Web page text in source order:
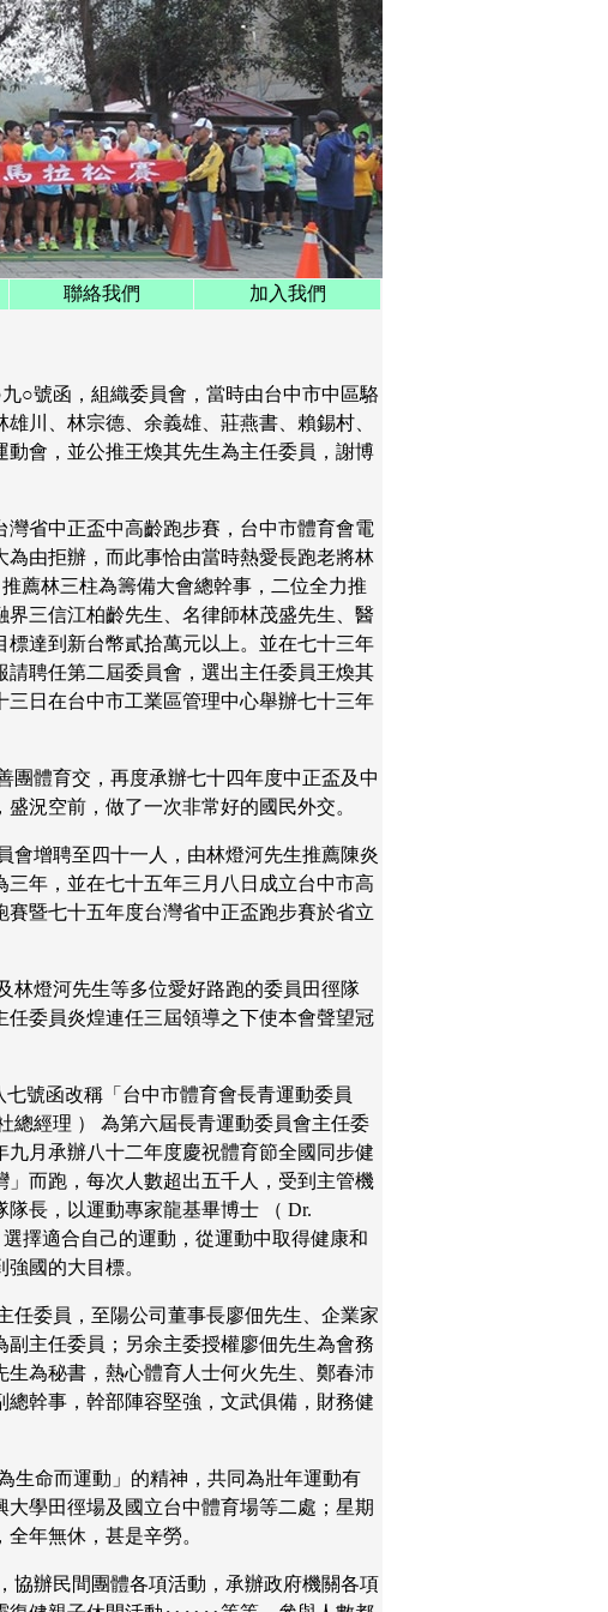
聯絡我們 加入我們
○號函，組織委員會，當時由台中市中區駱
川、林宗德、余義雄、莊燕書、賴錫村、
會，並公推王煥其先生為主任委員，謝博
省中正盃中高齡跑步賽，台中市體育會電
由拒辦，而此事恰由當時熱愛長跑老將林
薦林三柱為籌備大會總幹事，二位全力推
三信江柏齡先生、名律師林茂盛先生、醫
達到新台幣貳拾萬元以上。並在七十三年
聘任第二屆委員會，選出主任委員王煥其
日在台中市工業區管理中心舉辦七十三年
團體育交，再度承辦七十四年度中正盃及中
況空前，做了一次非常好的國民外交。
會增聘至四十一人，由林燈河先生推薦陳炎
年，並在七十五年三月八日成立台中市高
暨七十五年度台灣省中正盃跑步賽於省立
林燈河先生等多位愛好路跑的委員田徑隊
委員炎煌連任三屆領導之下使本會聲望冠
號函改稱「台中市體育會長青運動委員
總經理 ） 為第六屆長青運動委員會主任委
月承辦八十二年度慶祝體育節全國同步健
而跑，每次人數超出五千人，受到主管機
長，以運動專家龍基畢博士 （ Dr.
擇適合自己的運動，從運動中取得健康和
國的大目標。
任委員，至陽公司董事長廖佃先生、企業家
主任委員；另余主委授權廖佃先生為會務
為秘書，熱心體育人士何火先生、鄭春沛
幹事，幹部陣容堅強，文武俱備，財務健
生命而運動」的精神，共同為壯年運動有
學田徑場及國立台中體育場等二處；星期
年無休，甚是辛勞。
協辦民間團體各項活動，承辦政府機關各項